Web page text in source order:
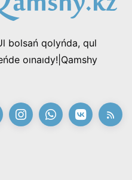
bolsań qolyńda, qul
oınaıdy!|Qamshy